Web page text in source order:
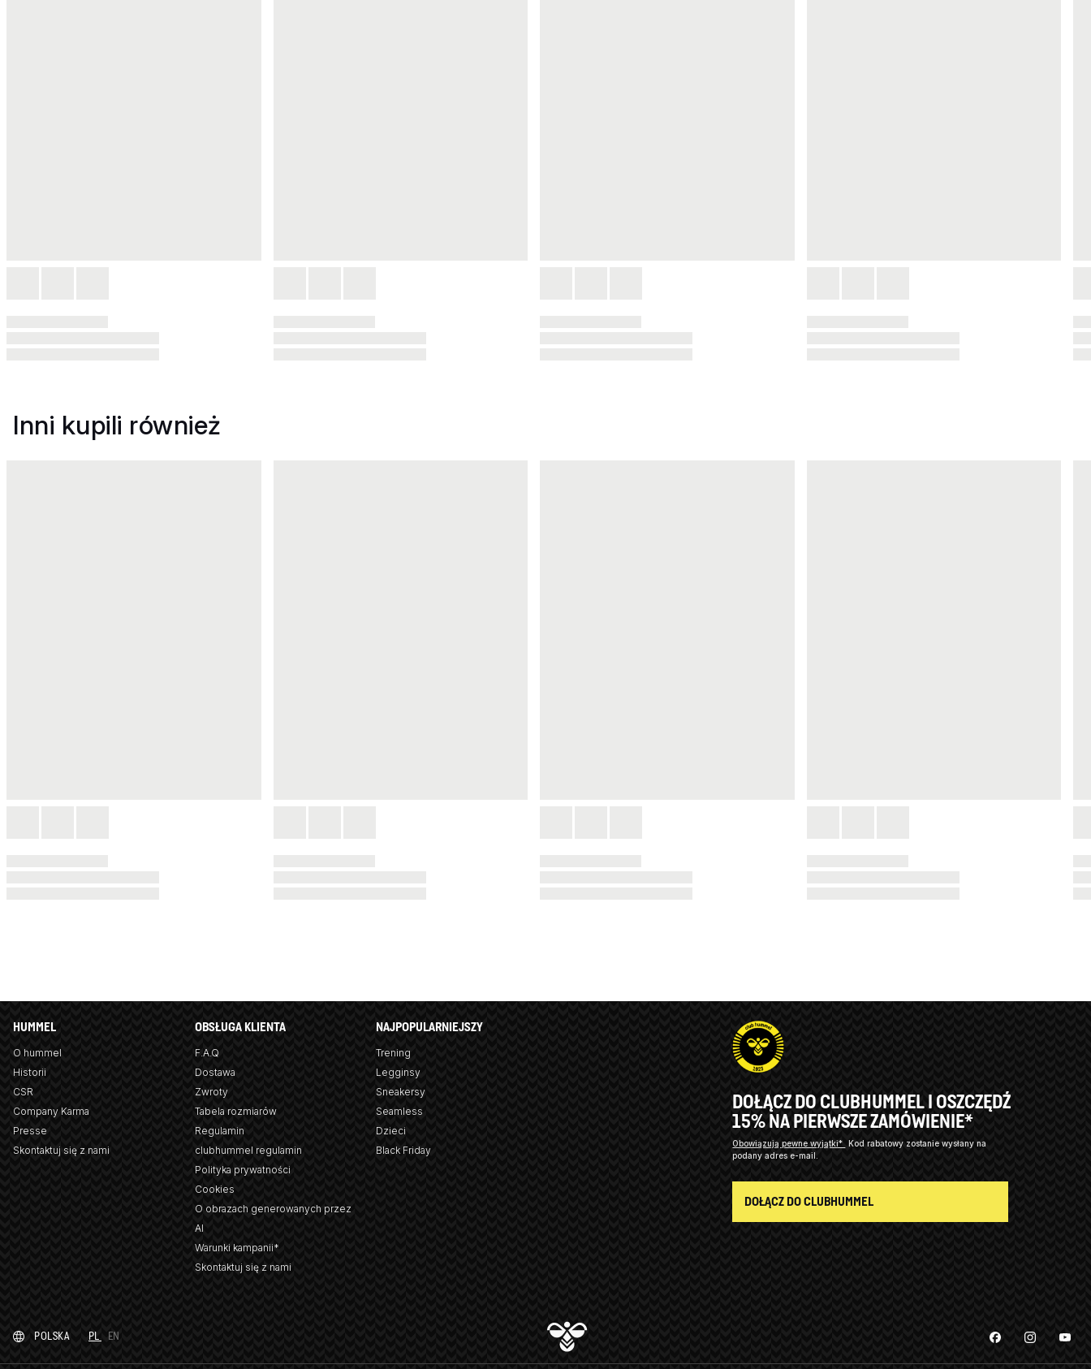
Inni kupili również
HUMMEL
O hummel
Historii
CSR
Company Karma
Presse
Skontaktuj się z nami
OBSŁUGA KLIENTA
F.A.Q
Dostawa
Zwroty
Tabela rozmiarów
Regulamin
clubhummel regulamin
Polityka prywatności
Cookies
O obrazach generowanych przez
AI
Warunki kampanii*
Skontaktuj się z nami
NAJPOPULARNIEJSZY
Trening
Legginsy
Sneakersy
Seamless
Dzieci
Black Friday
DOŁĄCZ DO CLUBHUMMEL I OSZCZĘDŹ
15% NA PIERWSZE ZAMÓWIENIE*
Obowiązują pewne wyjątki* Kod rabatowy zostanie wysłany na
podany adres e-mail.
DOŁĄCZ DO CLUBHUMMEL
POLSKA PL EN